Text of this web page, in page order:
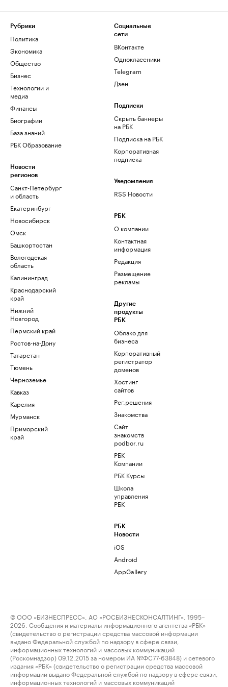
Рубрики
Политика
Экономика
Общество
Бизнес
Технологии и
медиа
Финансы
Биографии
База знаний
РБК Образование
Новости
регионов
Санкт-Петербург
и область
Екатеринбург
Новосибирск
Омск
Башкортостан
Вологодская
область
Калининград
Краснодарский
край
Нижний
Новгород
Пермский край
Ростов-на-Дону
Татарстан
Тюмень
Черноземье
Кавказ
Карелия
Мурманск
Приморский
край
Социальные
сети
ВКонтакте
Одноклассники
Telegram
Дзен
Подписки
Скрыть баннеры
на РБК
Подписка на РБК
Корпоративная
подписка
Уведомления
RSS Новости
РБК
О компании
Контактная
информация
Редакция
Размещение
рекламы
Другие
продукты
РБК
Облако для
бизнеса
Корпоративный
регистратор
доменов
Хостинг
сайтов
Рег.решения
Знакомства
Сайт
знакомств
podbor.ru
РБК
Компании
РБК Курсы
Школа
управления
РБК
РБК
Новости
iOS
Android
AppGallery
© ООО «БИЗНЕСПРЕСС», АО «РОСБИЗНЕСКОНСАЛТИНГ», 1995–
2026. Сообщения и материалы информационного агентства «РБК»
(свидетельство о регистрации средства массовой информации
выдано Федеральной службой по надзору в сфере связи,
информационных технологий и массовых коммуникаций
(Роскомнадзор) 09.12.2015 за номером ИА №ФС77-63848) и сетевого
издания «РБК» (свидетельство о регистрации средства массовой
информации выдано Федеральной службой по надзору в сфере связи,
информационных технологий и массовых коммуникаций